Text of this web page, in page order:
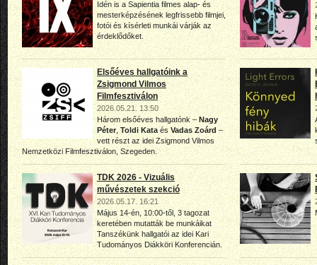
Idén is a Sapientia filmes alap- és
mesterképzésének legfrissebb filmjei,
fotói és kísérleti munkái várják az
érdeklődőket.
Elsőéves hallgatóink a
Zsigmond Vilmos
Filmfesztiválon
2026.05.21. 13:50
Három elsőéves hallgatónk –Nagy
Péter,Toldi KataésVadas Zoárd–
vett részt az idei Zsigmond Vilmos
Nemzetközi Filmfesztiválon, Szegeden.
TDK 2026 - Vizuális
művészetek szekció
2026.05.17. 16:21
Május 14-én, 10:00-től, 3 tagozat
keretében mutatták be munkáikat
Tanszékünk hallgatói az idei Kari
Tudományos Diákköri Konferencián.